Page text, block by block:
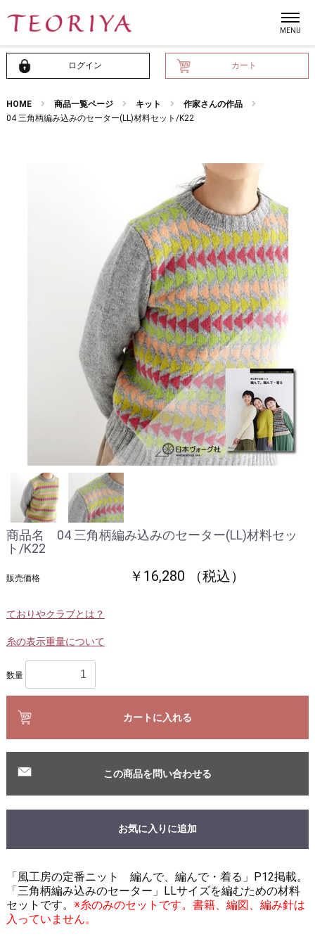
ログイン カート
HOME 商品一覧ページ キット
作家さんの作品
04 三角柄編み込みのセーター(LL)材料セット/K22
商品名 04 三角柄編み込みのセーター(LL)材料セッ
ト/K22
販売価格 ￥16,280 （税込）
ておりやクラブとは？
糸の表示重量について
数量
カートに入れる
この商品を問い合わせる
お気に入りに追加
「風工房の定番ニット 編んで、編んで・着る」P12掲載。
「三角柄編み込みのセーター」LLサイズを編むための材料
セットです。 ※糸のみのセットです。書籍、編図、編み針は
入っていません。